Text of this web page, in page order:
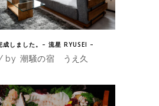
成しました。– 流星 RYUSEI –
by 潮騒の宿 うえ久